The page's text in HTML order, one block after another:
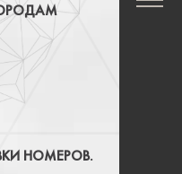
НОМЕРОВ.